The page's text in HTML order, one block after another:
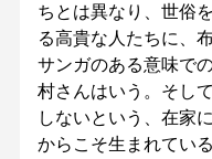
ちとは異なり、世俗
る高貴な人たちに、
サンガのある意味で
村さんはいう。そし
しないという、在家
からこそ生まれてい